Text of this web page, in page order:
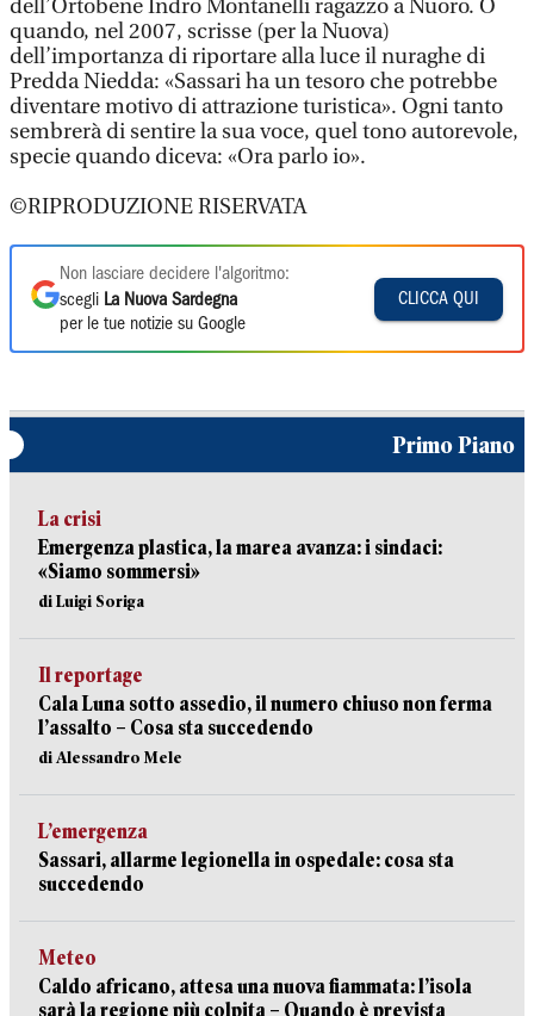
dell’Ortobene Indro Montanelli ragazzo a Nuoro. O
quando, nel 2007, scrisse (per la Nuova)
dell’importanza di riportare alla luce il nuraghe di
Predda Niedda: «Sassari ha un tesoro che potrebbe
diventare motivo di attrazione turistica». Ogni tanto
sembrerà di sentire la sua voce, quel tono autorevole,
specie quando diceva: «Ora parlo io».
©RIPRODUZIONE RISERVATA
Non lasciare decidere l'algoritmo:
scegli La Nuova Sardegna
per le tue notizie su Google
CLICCA QUI
Primo Piano
La crisi
Emergenza plastica, la marea avanza: i sindaci:
«Siamo sommersi»
di Luigi Soriga
Il reportage
Cala Luna sotto assedio, il numero chiuso non ferma
l’assalto – Cosa sta succedendo
di Alessandro Mele
L’emergenza
Sassari, allarme legionella in ospedale: cosa sta
succedendo
Meteo
Caldo africano, attesa una nuova fiammata: l’isola
sarà la regione più colpita – Quando è prevista